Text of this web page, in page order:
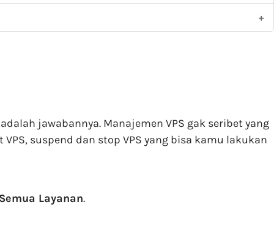
jawabannya. Manajemen VPS gak seribet yang
suspend dan stop VPS yang bisa kamu lakukan
Semua Layanan.